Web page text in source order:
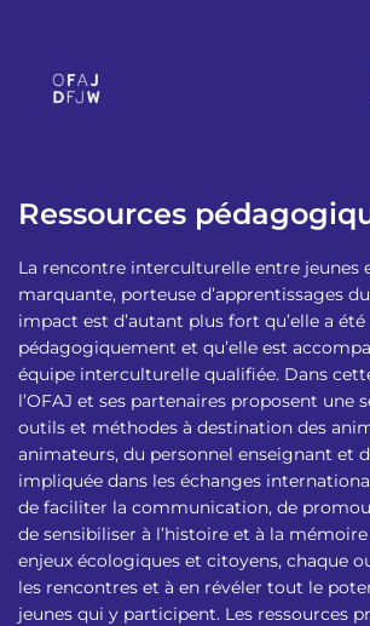
Ressources
La rencontre interculturelle entre jeunes
marquante, porteuse d’apprentissages
impact est d’autant plus fort qu’elle a
pédagogiquement et qu’elle est
équipe interculturelle qualifiée. Dans
l’OFAJ et ses partenaires proposent une
outils et méthodes à destination des
animateurs, du personnel enseignant et
impliquée dans les échanges
de faciliter la communication, de
de sensibiliser à l’histoire et à la
enjeux écologiques et citoyens, chaque
les rencontres et à en révéler tout le
jeunes qui y participent. Les ressources